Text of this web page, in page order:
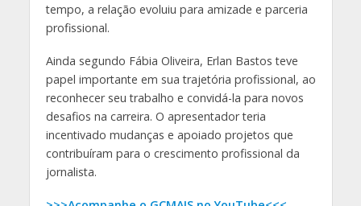
tempo, a relação evoluiu para amizade e parceria
profissional.
Ainda segundo Fábia Oliveira, Erlan Bastos teve
papel importante em sua trajetória profissional, ao
reconhecer seu trabalho e convidá-la para novos
desafios na carreira. O apresentador teria
incentivado mudanças e apoiado projetos que
contribuíram para o crescimento profissional da
jornalista.